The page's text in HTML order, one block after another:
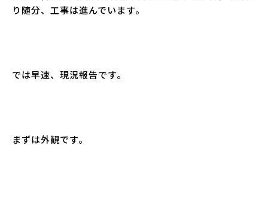
り随分、工事は進んでいます。
では早速、現況報告です。
まずは外観です。